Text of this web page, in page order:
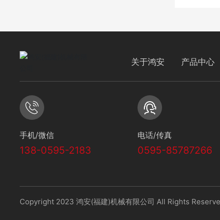
关于鸿安 产品中心
手机/微信
138-0595-2183
电话/传真
0595-85787266
Copyright 2023 鸿安(福建)机械有限公司 All Rights